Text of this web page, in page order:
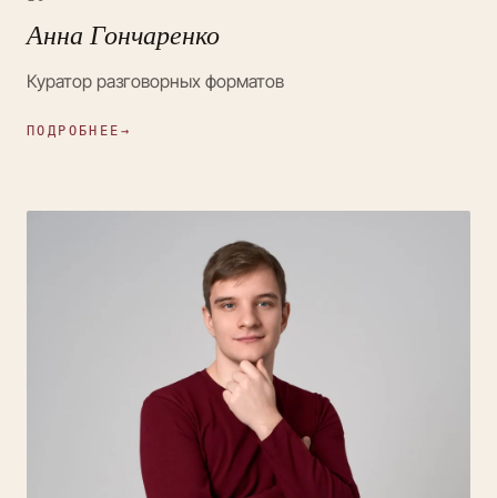
Анна Гончаренко
Куратор разговорных форматов
ПОДРОБНЕЕ →